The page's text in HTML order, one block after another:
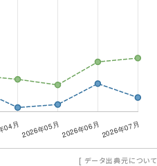
[ データ出典元について